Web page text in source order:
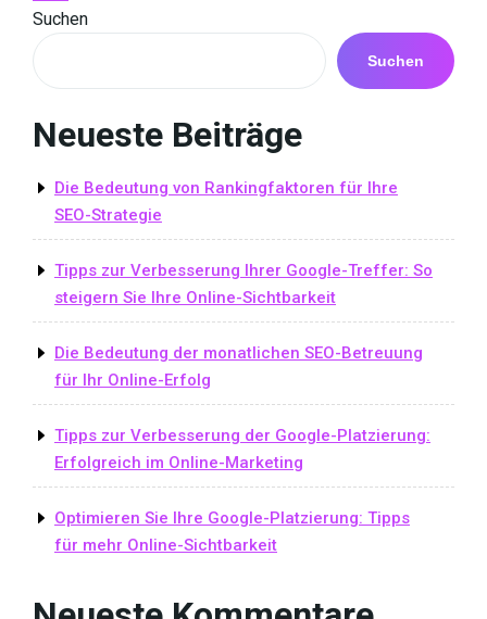
Navigation
Post
Suchen
Suchen
Neueste Beiträge
Die Bedeutung von Rankingfaktoren für Ihre
SEO-Strategie
Tipps zur Verbesserung Ihrer Google-Treffer: So
steigern Sie Ihre Online-Sichtbarkeit
Die Bedeutung der monatlichen SEO-Betreuung
für Ihr Online-Erfolg
Tipps zur Verbesserung der Google-Platzierung:
Erfolgreich im Online-Marketing
Optimieren Sie Ihre Google-Platzierung: Tipps
für mehr Online-Sichtbarkeit